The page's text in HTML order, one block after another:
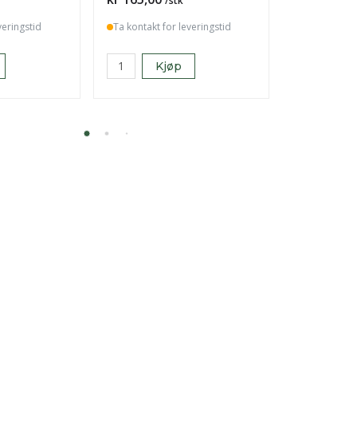
Ta kontakt for leveringstid
Kjøp